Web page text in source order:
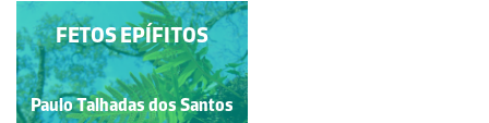
FRONDE FÉRTIL DE
FETO-REAL
Paulo Talhadas dos Santos
FETOS EPÍFITOS
Paulo Talhadas dos Santos